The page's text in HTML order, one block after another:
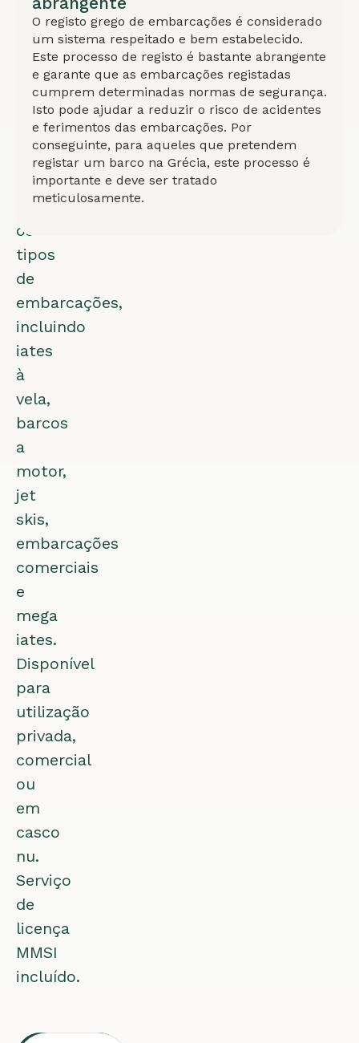
documentos
originais.
Válido
por
anos.
Adequado
para
todos
os
tipos
de
embarcações,
incluindo
iates
à
vela,
barcos
a
motor,
jet
skis,
embarcações
comerciais
e
mega
iates.
Disponível
para
utilização
privada,
comercial
ou
em
casco
nu.
Serviço
de
licença
MMSI
incluído.
O registo grego de embarcações é considerado
um sistema respeitado e bem estabelecido.
Este processo de registo é bastante abrangente
e garante que as embarcações registadas
cumprem determinadas normas de segurança.
Isto pode ajudar a reduzir o risco de acidentes
e ferimentos das embarcações. Por
conseguinte, para aqueles que pretendem
registar um barco na Grécia, este processo é
importante e deve ser tratado
meticulosamente.